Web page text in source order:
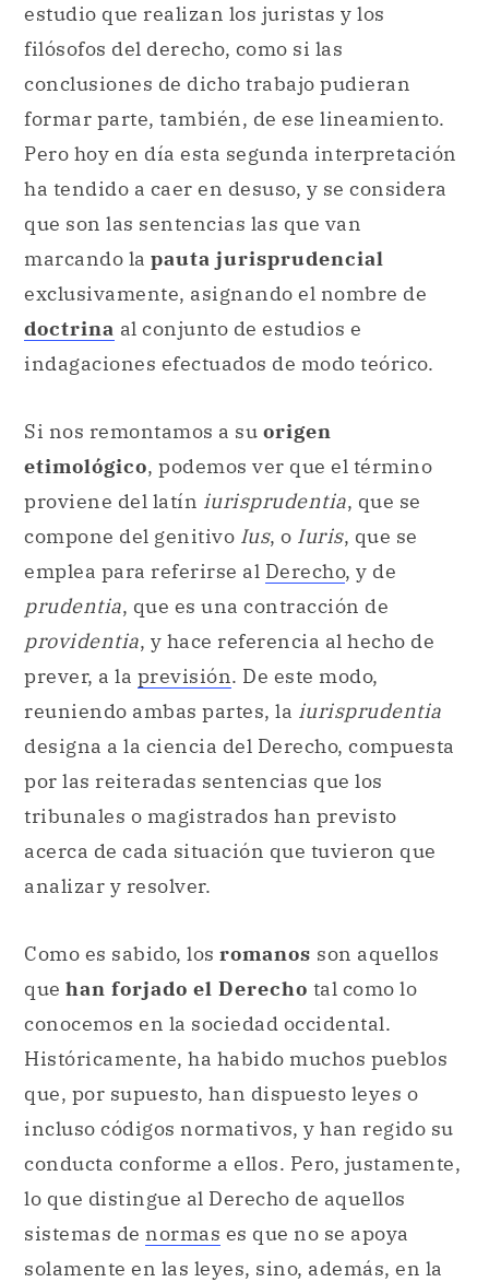
estudio que realizan los juristas y los
filósofos del derecho, como si las
conclusiones de dicho trabajo pudieran
formar parte, también, de ese lineamiento.
Pero hoy en día esta segunda interpretación
ha tendido a caer en desuso, y se considera
que son las sentencias las que van
marcando la pauta jurisprudencial
exclusivamente, asignando el nombre de
doctrina al conjunto de estudios e
indagaciones efectuados de modo teórico.
Si nos remontamos a su origen
etimológico, podemos ver que el término
proviene del latín iurisprudentia, que se
compone del genitivo Ius, o Iuris, que se
emplea para referirse al Derecho, y de
prudentia, que es una contracción de
providentia, y hace referencia al hecho de
prever, a la previsión. De este modo,
reuniendo ambas partes, la iurisprudentia
designa a la ciencia del Derecho, compuesta
por las reiteradas sentencias que los
tribunales o magistrados han previsto
acerca de cada situación que tuvieron que
analizar y resolver.
Como es sabido, los romanos son aquellos
que han forjado el Derecho tal como lo
conocemos en la sociedad occidental.
Históricamente, ha habido muchos pueblos
que, por supuesto, han dispuesto leyes o
incluso códigos normativos, y han regido su
conducta conforme a ellos. Pero, justamente,
lo que distingue al Derecho de aquellos
sistemas de normas es que no se apoya
solamente en las leyes, sino, además, en la